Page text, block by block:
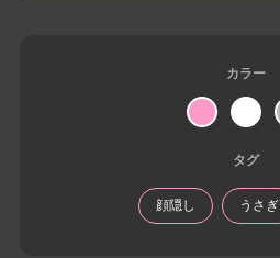
カラー
タグ
顔隠し うさぎ